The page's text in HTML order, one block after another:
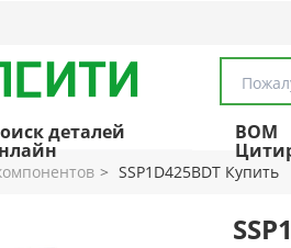
деталей BOM
SSP1D425BDT Купить